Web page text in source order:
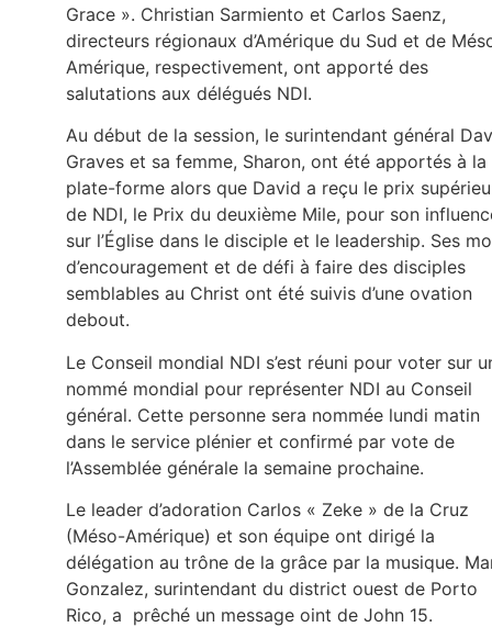
Grace ». Christian Sarmiento et Carlos Saenz,
directeurs régionaux d’Amérique du Sud et de
Amérique, respectivement, ont apporté des
salutations aux délégués NDI.
Au début de la session, le surintendant général
Graves et sa femme, Sharon, ont été apportés à la
plate-forme alors que David a reçu le prix
de NDI, le Prix du deuxième Mile, pour son
sur l’Église dans le disciple et le leadership. Ses
d’encouragement et de défi à faire des disciples
semblables au Christ ont été suivis d’une ovation
debout.
Le Conseil mondial NDI s’est réuni pour voter sur
nommé mondial pour représenter NDI au Conseil
général. Cette personne sera nommée lundi matin
dans le service plénier et confirmé par vote de
l’Assemblée générale la semaine prochaine.
Le leader d’adoration Carlos « Zeke » de la Cruz
(Méso-Amérique) et son équipe ont dirigé la
délégation au trône de la grâce par la musique.
Gonzalez, surintendant du district ouest de Porto
Rico, a prêché un message oint de John 15.